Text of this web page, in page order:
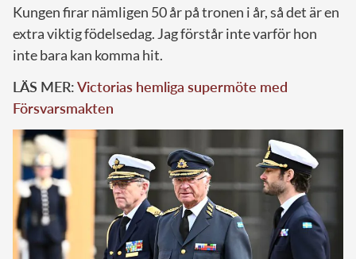
Kungen firar nämligen 50 år på tronen i år, så det är en
extra viktig födelsedag. Jag förstår inte varför hon
inte bara kan komma hit.
LÄS MER:Victorias hemliga supermöte med
Försvarsmakten